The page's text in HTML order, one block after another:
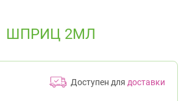
ШПРИЦ 2МЛ
Доступен для доставки